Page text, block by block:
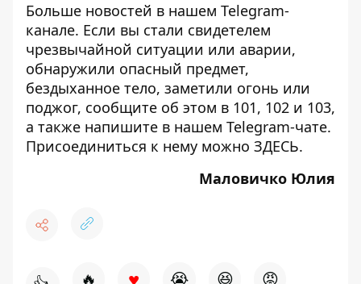
Больше новостей в нашем Telegram-
канале. Если вы стали свидетелем
чрезвычайной ситуации или аварии,
обнаружили опасный предмет,
бездыханное тело, заметили огонь или
поджог, сообщите об этом в 101, 102 и 103,
а также напишите в нашем Telegram-чате.
Присоединиться к нему можно ЗДЕСЬ.
Маловичко Юлия
🔥 😭 😆 😡